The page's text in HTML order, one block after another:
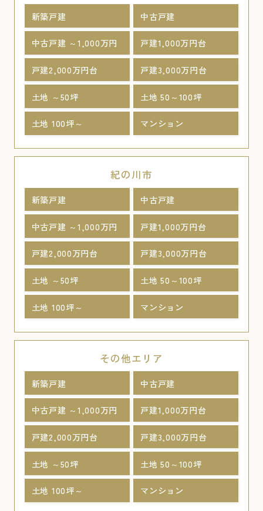
新築戸建 中古戸建
中古戸建 ～1,000万円 戸建1,000万円台
戸建2,000万円台 戸建3,000万円台
土地 ～50坪 土地 50～100坪
土地 100坪～ マンション
紀の川市
新築戸建 中古戸建
中古戸建 ～1,000万円 戸建1,000万円台
戸建2,000万円台 戸建3,000万円台
土地 ～50坪 土地 50～100坪
土地 100坪～ マンション
その他エリア
新築戸建 中古戸建
中古戸建 ～1,000万円 戸建1,000万円台
戸建2,000万円台 戸建3,000万円台
土地 ～50坪 土地 50～100坪
土地 100坪～ マンション